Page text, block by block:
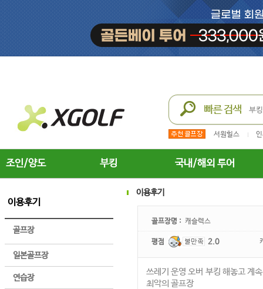
서원힐스
조인/양도 부킹 국내/해외 투어
이용후기
골프장
일본골프장
연습장
이용후기
골프장명 : 캐슬렉스
평점 2.0
쓰레기 운영 오버 부킹 해놓고 계
최악의 골프장